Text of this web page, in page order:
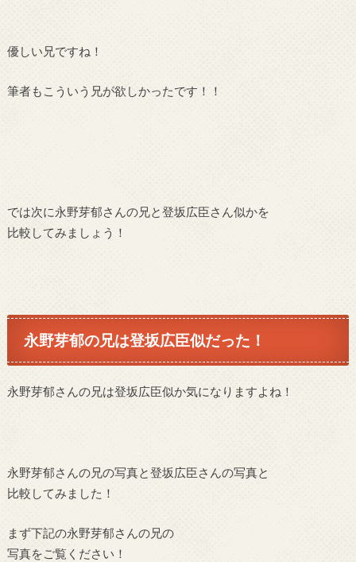
優しい兄ですね！
筆者もこういう兄が欲しかったです！！
では次に永野芽郁さんの兄と登坂広臣さん似かを
比較してみましょう！
永野芽郁の兄は登坂広臣似だった！
永野芽郁さんの兄は登坂広臣似か気になりますよね！
永野芽郁さんの兄の写真と登坂広臣さんの写真と
比較してみました！
まず下記の永野芽郁さんの兄の
写真をご覧ください！